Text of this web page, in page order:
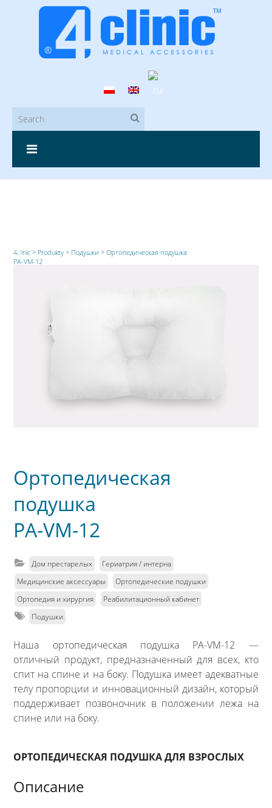
4clinic > Produkty > Подушки >Ортопедическая подушка
PA-VM-12
Ортопедическая
подушка
PA-VM-12
Дом престарелых
Гериатрия / интерна
Медицинские аксессуары
Ортопедические подушки
Ортопедия и хирургия
Реабилитационный кабинет
Подушки
Наша ортопедическая подушка PA-VM-12 —
отличный продукт, предназначенный для всех, кто
спит на спине и на боку. Подушка имеет адекватные
телу пропорции и инновационный дизайн, который
поддерживает позвоночник в положении лежа на
спине или на боку.
ОРТОПЕДИЧЕСКАЯ ПОДУШКА ДЛЯ ВЗРОСЛЫХ
Описание